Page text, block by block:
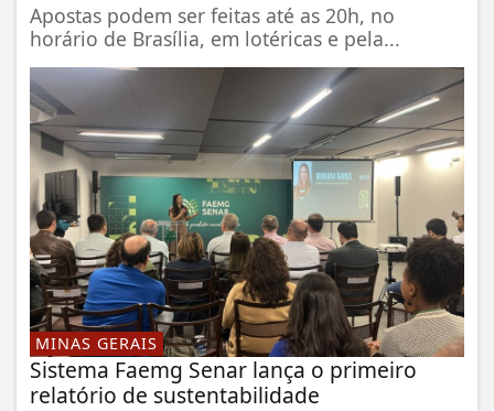
Apostas podem ser feitas até as 20h, no
horário de Brasília, em lotéricas e pela...
MINAS GERAIS
Sistema Faemg Senar lança o primeiro
relatório de sustentabilidade